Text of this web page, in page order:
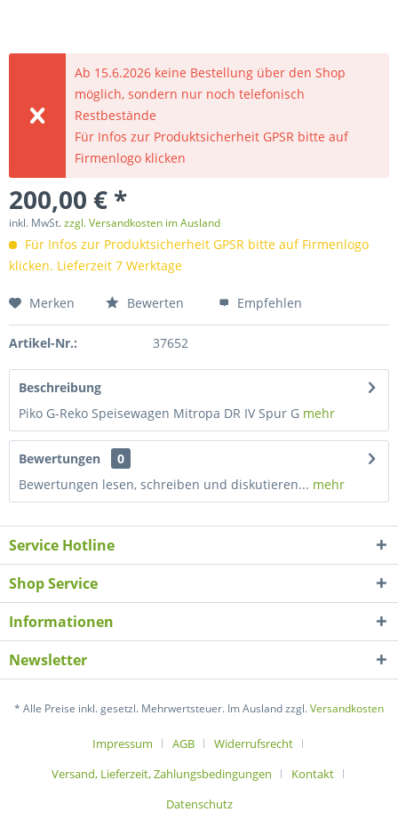
Ab 15.6.2026 keine Bestellung über den Shop
möglich, sondern nur noch telefonisch
Restbestände
Für Infos zur Produktsicherheit GPSR bitte auf
Firmenlogo klicken
200,00 € *
inkl. MwSt.zzgl. Versandkosten im Ausland
Für Infos zur Produktsicherheit GPSR bitte auf Firmenlogo
klicken. Lieferzeit 7 Werktage
Merken Bewerten Empfehlen
Artikel-Nr.: 37652
Beschreibung
Piko G-Reko Speisewagen Mitropa DR IV Spur G mehr
Bewertungen
0
Bewertungen lesen, schreiben und diskutieren... mehr
Service Hotline
Shop Service
Informationen
Newsletter
* Alle Preise inkl. gesetzl. Mehrwertsteuer. Im Ausland zzgl.Versandkosten
Impressum AGB
Widerrufsrecht
Versand, Lieferzeit, Zahlungsbedingungen
Kontakt
Datenschutz